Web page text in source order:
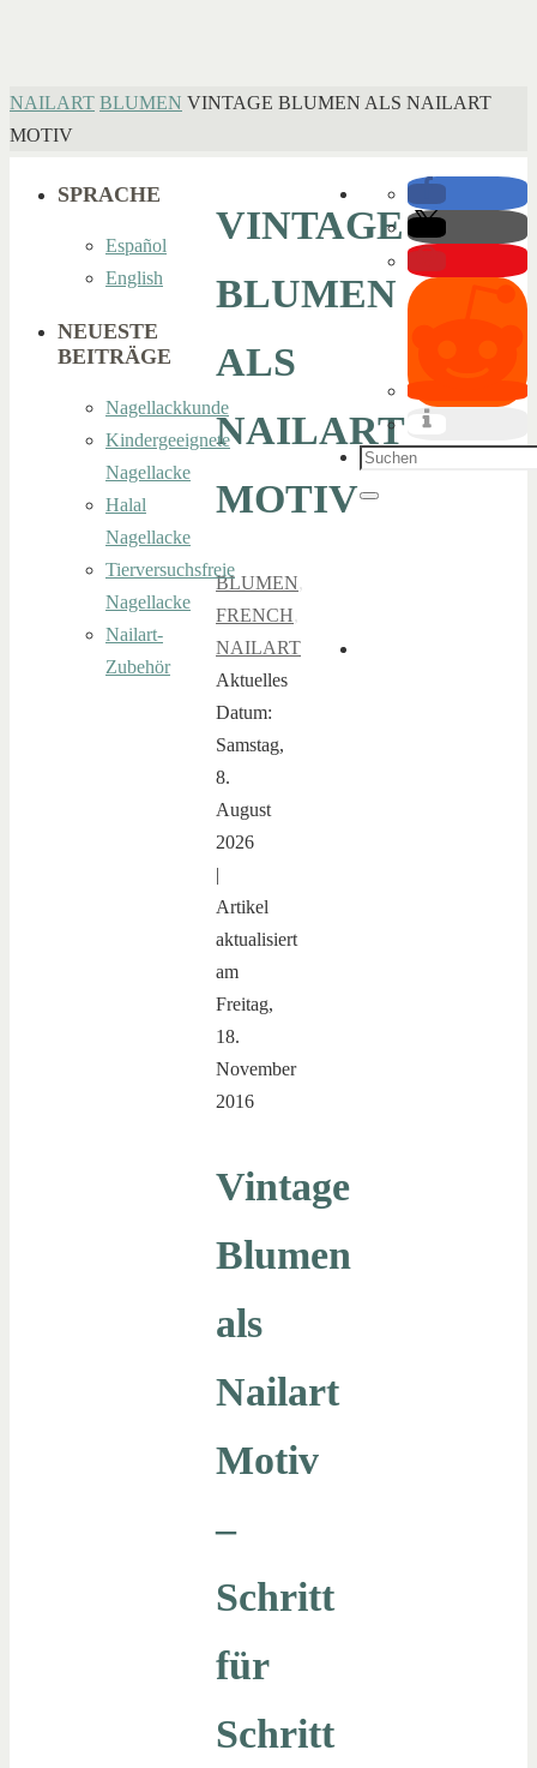
HOME
NAILART BLUMEN VINTAGE BLUMEN ALS NAILART
MOTIV
VINTAGE
BLUMEN
ALS
NAILART
MOTIV
BLUMEN,
FRENCH,
NAILART
Aktuelles
Datum:
Samstag,
8.
August
2026
|
Artikel
aktualisiert
am
Freitag,
18.
November
2016
Vintage
Blumen
als
Nailart
Motiv
–
Schritt
für
Schritt
SPRACHE
Español
English
NEUESTE
BEITRÄGE
Nagellackkunde
Kindergeeignete
Nagellacke
Halal
Nagellacke
Tierversuchsfreie
Nagellacke
Nailart-
Zubehör
Suchen
nach:
Suchen